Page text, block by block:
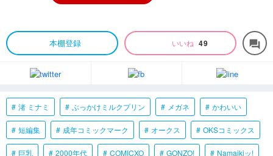
本棚登録 いいね 49 forum
渚 ミナミ ぶっかけミルクプリン メガネ かわいい
短編集 成年コミックマーク オークス OKSコミックス
巨乳 2000年代 COMICXO GONZO! Namaikiッ!